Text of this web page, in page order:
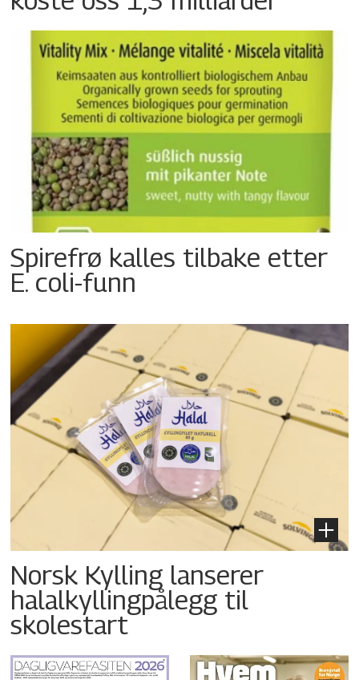
Spirefrø kalles tilbake etter
E. coli-funn
Norsk Kylling lanserer
halalkyllingpålegg til
skolestart